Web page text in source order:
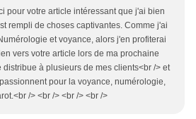
pour votre article intéressant que j'ai bien
rempli de choses captivantes. Comme j'ai
et voyance, alors j'en profiterai
vers votre article lors de ma prochaine
distribue à plusieurs de mes clients<br /> et
pour la voyance, numérologie,
/> <br /> <br /> <br />